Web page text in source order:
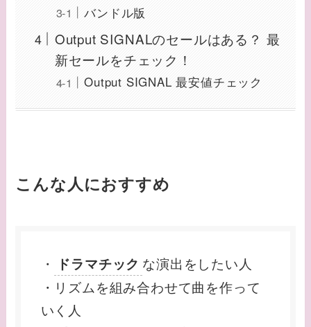
バンドル版
Output SIGNALのセールはある？ 最
新セールをチェック！
Output SIGNAL 最安値チェック
こんな人におすすめ
・ ドラマチック な演出をしたい人
・リズムを組み合わせて曲を作って
いく人